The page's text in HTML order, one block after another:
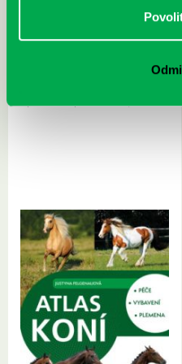
Sprievodca po hviezdnej oblohe